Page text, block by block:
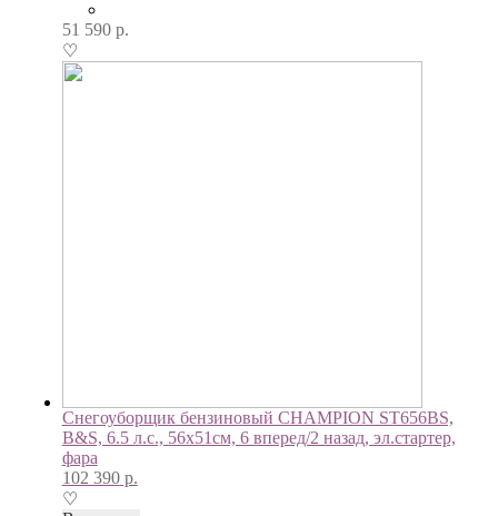
51 590р.
♡
Снегоуборщик бензиновый CHAMPION ST656BS,
B&S, 6.5 л.с., 56х51см, 6 вперед/2 назад, эл.стартер,
фара
102 390р.
♡